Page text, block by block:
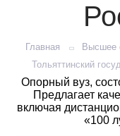
Главная
Высшее
Тольяттинский
Опорный вуз,
Предлагает
включая
«100